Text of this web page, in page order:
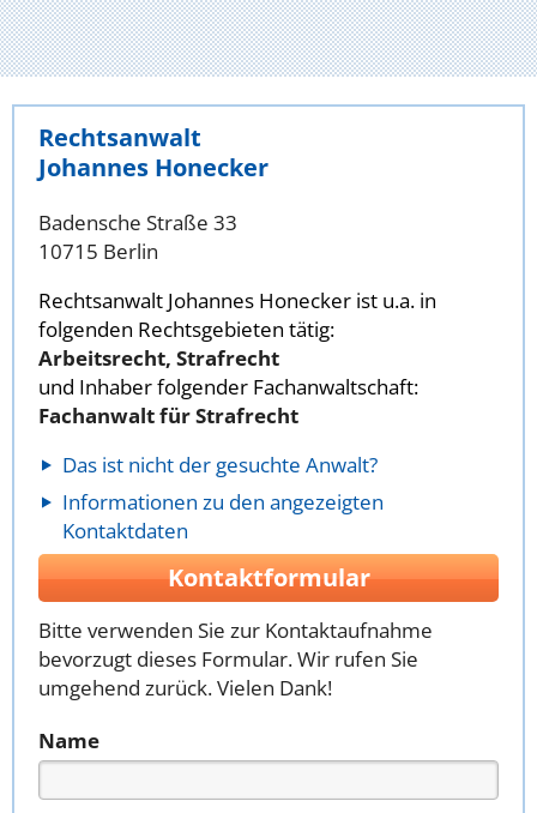
Rechtsanwalt
Johannes Honecker
Badensche Straße 33
10715 Berlin
Rechtsanwalt Johannes Honecker ist u.a. in
folgenden Rechtsgebieten tätig:
Arbeitsrecht, Strafrecht
und Inhaber folgender Fachanwaltschaft:
Fachanwalt für Strafrecht
Das ist nicht der gesuchte Anwalt?
Informationen zu den angezeigten
Kontaktdaten
Kontaktformular
Bitte verwenden Sie zur Kontaktaufnahme
bevorzugt dieses Formular. Wir rufen Sie
umgehend zurück. Vielen Dank!
Name